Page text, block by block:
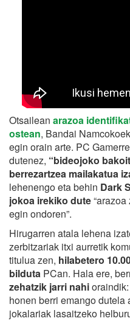
Otsailean arazoa
ostean, Bandai
egin orain arte. PC
dutenez, “bideojoko
berrezartzea mailakatua
lehenengo eta behin Dark
jokoa irekiko dute
egin ondoren”.
Hirugarren atala lehena
zerbitzariak itxi aurretik
titulua zen, hilabetero
bilduta PCan. Hala ere,
zehatzik jarri nahi
honen berri emango
jokalariak lasaitzeko